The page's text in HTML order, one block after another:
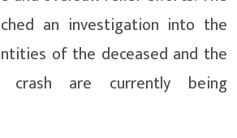
an investigation into the
of the deceased and the
are currently being